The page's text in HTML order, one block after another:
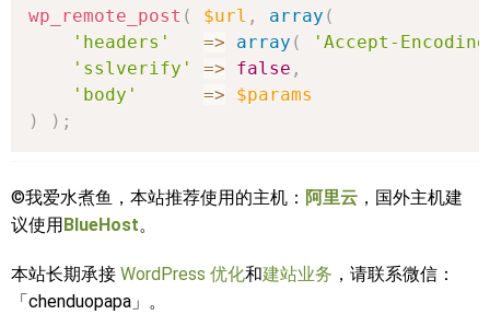
wp_remote_post ( $url , array (
'headers'
=> array (
'Accept-
'sslverify'
=> false ,
'body'
=>
$params
)
) ;
©我爱水煮鱼，本站推荐使用的主机： 阿里云 ，国外主机建
议使用BlueHost。
本站长期承接 WordPress 优化和建站业务 ，请联系微信：
「chenduopapa」。